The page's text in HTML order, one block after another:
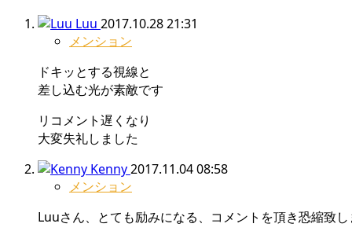
Luu 2017.10.28 21:31
メンション
ドキッとする視線と
差し込む光が素敵です
リコメント遅くなり
大変失礼しました
Kenny2017.11.04 08:58
メンション
Luuさん、とても励みになる、コメントを頂き恐縮致